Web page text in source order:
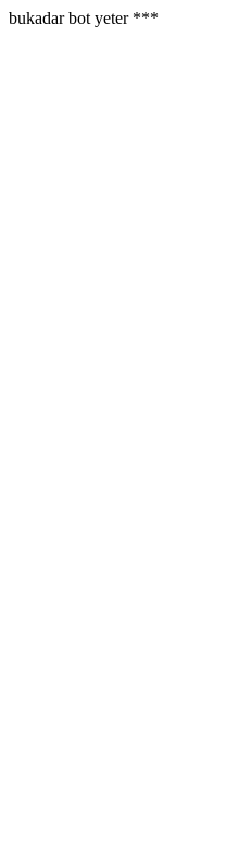
bukadar bot yeter ***